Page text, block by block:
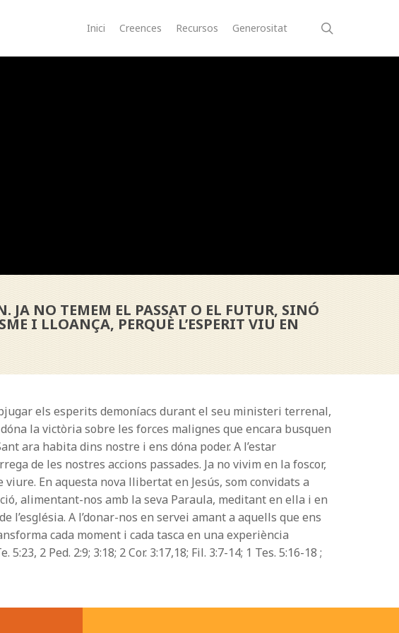
Inici Creences Recursos Generositat
JA NO TEMEM EL PASSAT O EL FUTUR, SINÓ
I LLOANÇA, PERQUÈ L’ESPERIT VIU EN
els esperits demoníacs durant el seu ministeri terrenal,
la victòria sobre les forces malignes que encara busquen
ara habita dins nostre i ens dóna poder. A l’estar
de les nostres accions passades. Ja no vivim en la foscor,
En aquesta nova llibertat en Jesús, som convidats a
alimentant-nos amb la seva Paraula, meditant en ella i en
A l’donar-nos en servei amant a aquells que ens
cada moment i cada tasca en una experiència
2 Ped. 2:9; 3:18; 2 Cor. 3:17,18; Fil. 3:7-14; 1 Tes. 5:16-18 ;